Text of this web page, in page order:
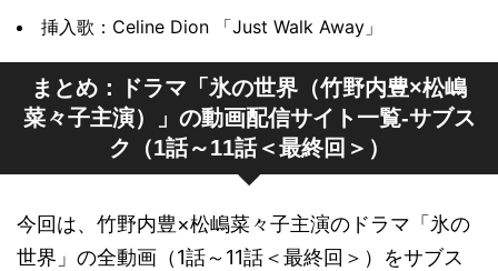
挿入歌：Celine Dion 「Just Walk Away」
まとめ：ドラマ「氷の世界（竹野内豊×松嶋
菜々子主演）」の動画配信サイト一覧-サブス
ク（1話～11話＜最終回＞）
今回は、竹野内豊×松嶋菜々子主演のドラマ「氷の
世界」の全動画（1話～11話＜最終回＞）をサブス